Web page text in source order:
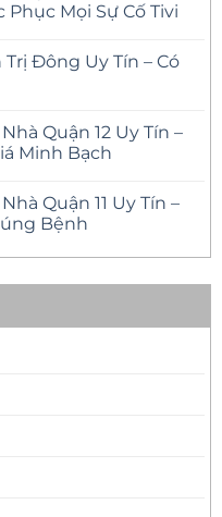
Phục Mọi Sự Cố Tivi
Đông Uy Tín – Có
Quận 12 Uy Tín –
Minh Bạch
Quận 11 Uy Tín –
Bệnh